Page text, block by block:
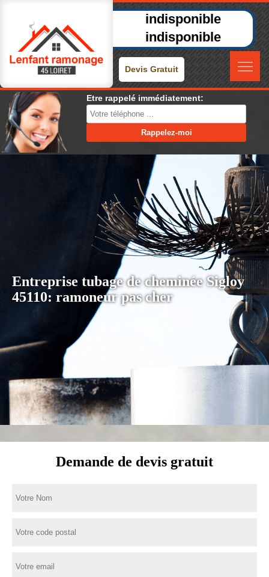
indisponible
indisponible
Devis Gratuit
Etre rappelé immédiatement:
Entreprise tubage de cheminée Sigloy
45110: ramoneur pas cher
Demande de devis gratuit